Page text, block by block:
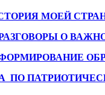
МОЕЙ
О
ПО